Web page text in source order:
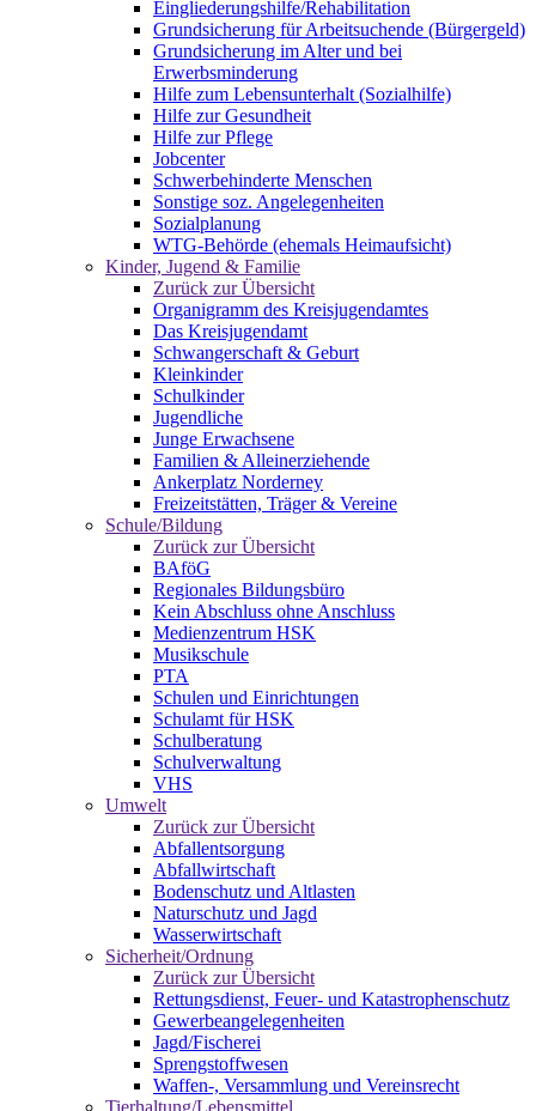
Eingliederungshilfe/Rehabilitation
Grundsicherung für Arbeitsuchende (Bürgergeld)
Grundsicherung im Alter und bei
Erwerbsminderung
Hilfe zum Lebensunterhalt (Sozialhilfe)
Hilfe zur Gesundheit
Hilfe zur Pflege
Jobcenter
Schwerbehinderte Menschen
Sonstige soz. Angelegenheiten
Sozialplanung
WTG-Behörde (ehemals Heimaufsicht)
Kinder, Jugend & Familie
Zurück zur Übersicht
Organigramm des Kreisjugendamtes
Das Kreisjugendamt
Schwangerschaft & Geburt
Kleinkinder
Schulkinder
Jugendliche
Junge Erwachsene
Familien & Alleinerziehende
Ankerplatz Norderney
Freizeitstätten, Träger & Vereine
Schule/Bildung
Zurück zur Übersicht
BAföG
Regionales Bildungsbüro
Kein Abschluss ohne Anschluss
Medienzentrum HSK
Musikschule
PTA
Schulen und Einrichtungen
Schulamt für HSK
Schulberatung
Schulverwaltung
VHS
Umwelt
Zurück zur Übersicht
Abfallentsorgung
Abfallwirtschaft
Bodenschutz und Altlasten
Naturschutz und Jagd
Wasserwirtschaft
Sicherheit/Ordnung
Zurück zur Übersicht
Rettungsdienst, Feuer- und Katastrophenschutz
Gewerbeangelegenheiten
Jagd/Fischerei
Sprengstoffwesen
Waffen-, Versammlung und Vereinsrecht
Tierhaltung/Lebensmittel